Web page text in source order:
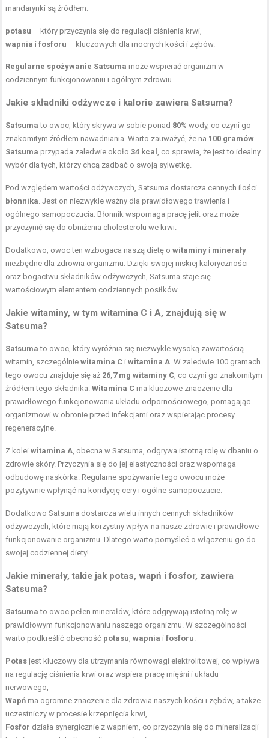
mandarynki są źródłem:
potasu – który przyczynia się do regulacji ciśnienia krwi,
wapnia ifosforu – kluczowych dla mocnych kości i zębów.
Regularne spożywanie Satsuma może wspierać organizm w
codziennym funkcjonowaniu i ogólnym zdrowiu.
Jakie składniki odżywcze i kalorie zawiera Satsuma?
Satsuma to owoc, który skrywa w sobie ponad 80% wody, co czyni go
znakomitym źródłem nawadniania. Warto zauważyć, że na 100 gramów
Satsuma przypada zaledwie około34 kcal , co sprawia, że jest to idealny
wybór dla tych, którzy chcą zadbać o swoją sylwetkę.
Pod względem wartości odżywczych, Satsuma dostarcza cennych ilości
błonnika. Jest on niezwykle ważny dla prawidłowego trawienia i
ogólnego samopoczucia. Błonnik wspomaga pracę jelit oraz może
przyczynić się do obniżenia cholesterolu we krwi.
Dodatkowo, owoc ten wzbogaca naszą dietę owitaminy i minerały
niezbędne dla zdrowia organizmu. Dzięki swojej niskiej kaloryczności
oraz bogactwu składników odżywczych, Satsuma staje się
wartościowym elementem codziennych posiłków.
Jakie witaminy, w tym witamina C i A, znajdują się w
Satsuma?
Satsuma to owoc, który wyróżnia się niezwykle wysoką zawartością
witamin, szczególniewitamina C iwitamina A. W zaledwie 100 gramach
tego owocu znajduje się aż 26,7 mg witaminy C, co czyni go znakomitym
źródłem tego składnika.Witamina C ma kluczowe znaczenie dla
prawidłowego funkcjonowania układu odpornościowego, pomagając
organizmowi w obronie przed infekcjami oraz wspierając procesy
regeneracyjne.
Z koleiwitamina A, obecna w Satsuma, odgrywa istotną rolę w dbaniu o
zdrowie skóry. Przyczynia się do jej elastyczności oraz wspomaga
odbudowę naskórka. Regularne spożywanie tego owocu może
pozytywnie wpłynąć na kondycję cery i ogólne samopoczucie.
Dodatkowo Satsuma dostarcza wielu innych cennych składników
odżywczych, które mają korzystny wpływ na nasze zdrowie i prawidłowe
funkcjonowanie organizmu. Dlatego warto pomyśleć o włączeniu go do
swojej codziennej diety!
Jakie minerały, takie jak potas, wapń i fosfor, zawiera
Satsuma?
Satsuma to owoc pełen minerałów, które odgrywają istotną rolę w
prawidłowym funkcjonowaniu naszego organizmu. W szczególności
warto podkreślić obecność potasu,wapnia ifosforu.
Potas jest kluczowy dla utrzymania równowagi elektrolitowej, co wpływa
na regulację ciśnienia krwi oraz wspiera pracę mięśni i układu
nerwowego,
Wapń ma ogromne znaczenie dla zdrowia naszych kości i zębów, a także
uczestniczy w procesie krzepnięcia krwi,
Fosfor działa synergicznie z wapniem, co przyczynia się do mineralizacji